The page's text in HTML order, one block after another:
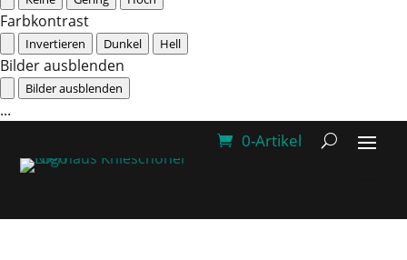
Farbkontrast
Invertieren Dunkel Hell
Bilder ausblenden
Bilder ausblenden
...
0-Artikel